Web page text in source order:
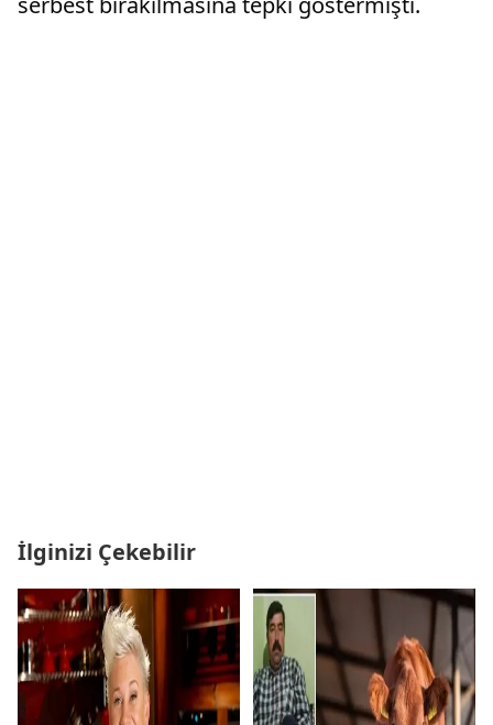
İlginizi Çekebilir